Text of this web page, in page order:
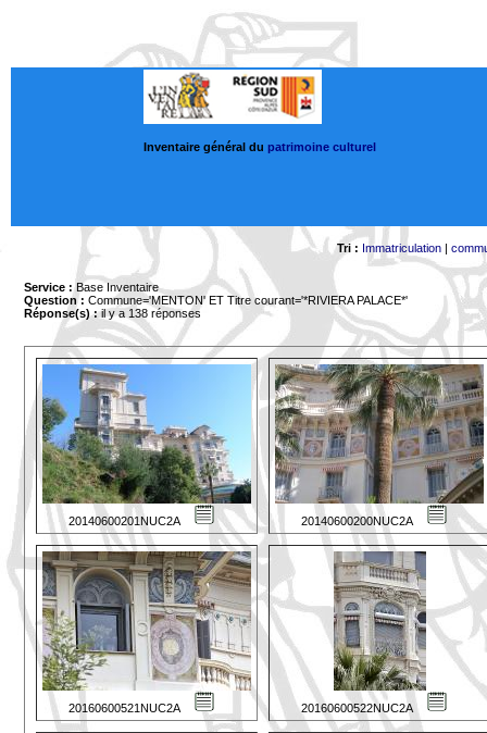
Inventaire général du patrimoine culturel
Tri : Immatriculation|
Service : Base Inventaire
Question : Commune='MENTON' ET Titre courant='*RIVIERA PALACE*'
Réponse(s) :il y a 138 réponses
20140600201NUC2A 20140600200NUC2A
20160600521NUC2A 20160600522NUC2A